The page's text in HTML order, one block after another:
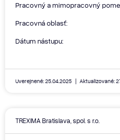
Pracovný a mimopracovný
Pracovná oblasť:
Dátum nástupu:
Uverejnené: 25.04.2025 Aktualizované:
TREXIMA Bratislava, spol. s r.o.